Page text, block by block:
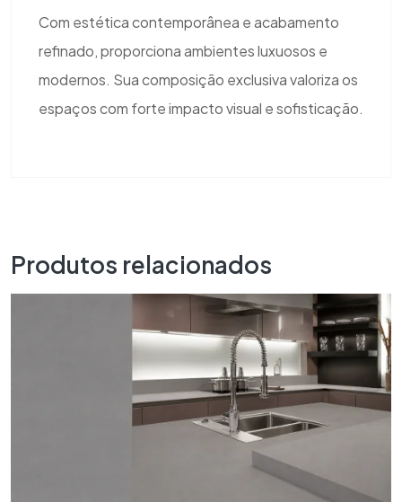
Com estética contemporânea e acabamento
refinado, proporciona ambientes luxuosos e
modernos. Sua composição exclusiva valoriza os
espaços com forte impacto visual e sofisticação.
Produtos relacionados